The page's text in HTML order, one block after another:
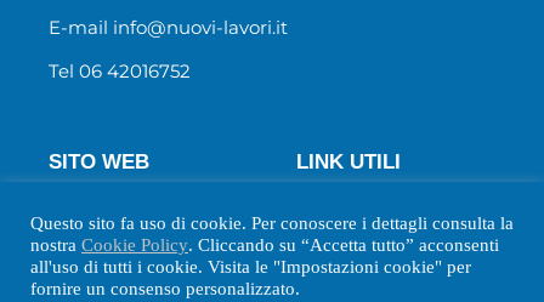
E-mail info@nuovi-lavori.it
Tel 06 42016752
SITO WEB
Newsletter
Biblio
Contatti
LINK UTILI
Privacy Policy
Cookie Policy
Questo sito fa uso di cookie. Per conoscere i dettagli consulta la
nostra Cookie Policy. Cliccando su “Accetta tutto” acconsenti
all'uso di tutti i cookie. Visita le "Impostazioni cookie" per
fornire un consenso personalizzato.